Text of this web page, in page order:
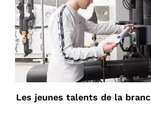
Les jeunes talents de la